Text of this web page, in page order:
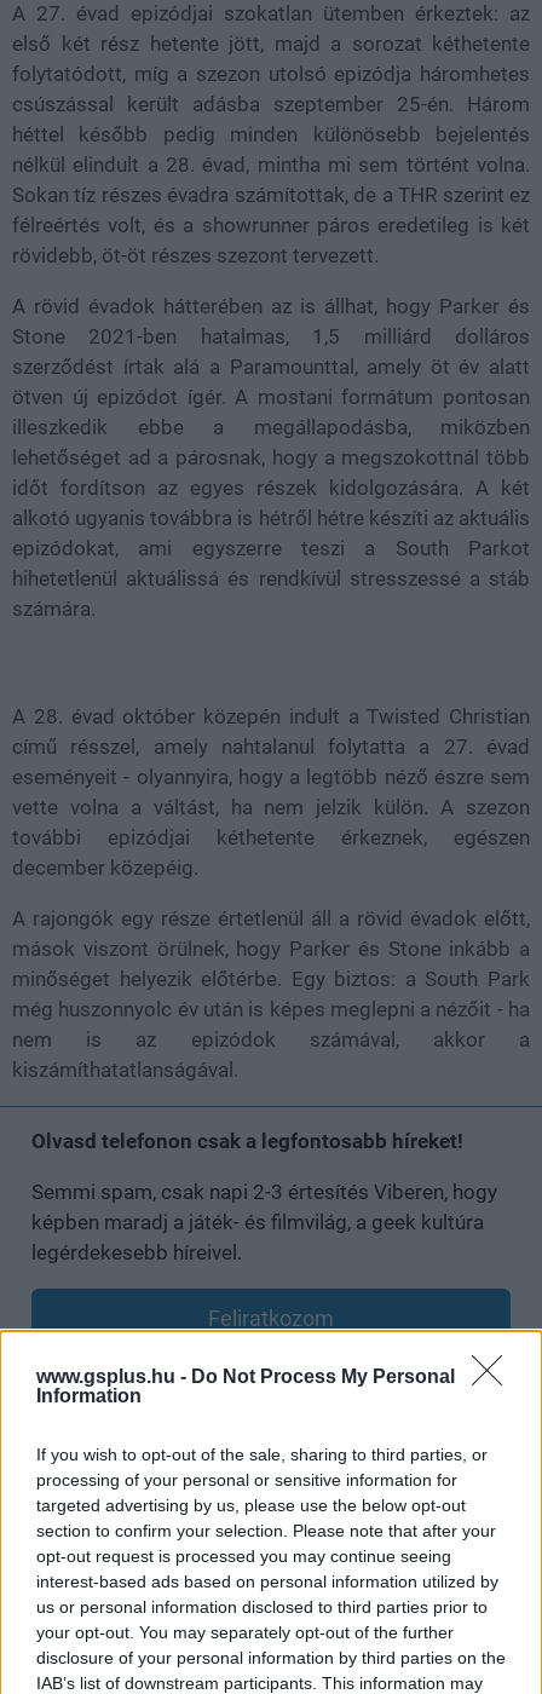
www.gsplus.hu - Do Not Process My Personal
Information
If you wish to opt-out of the sale, sharing to third parties, or
processing of your personal or sensitive information for
targeted advertising by us, please use the below opt-out
section to confirm your selection. Please note that after your
opt-out request is processed you may continue seeing
interest-based ads based on personal information utilized by
us or personal information disclosed to third parties prior to
your opt-out. You may separately opt-out of the further
disclosure of your personal information by third parties on the
IAB’s list of downstream participants. This information may
A 27. évad epizódjai szokatlan ütemben érkeztek: az
első két rész hetente jött, majd a sorozat kéthetente
folytatódott, míg a szezon utolsó epizódja háromhetes
csúszással került adásba szeptember 25-én. Három
héttel később pedig minden különösebb bejelentés
nélkül elindult a 28. évad, mintha mi sem történt volna.
Sokan tíz részes évadra számítottak, de a THR szerint ez
félreértés volt, és a showrunner páros eredetileg is két
rövidebb, öt-öt részes szezont tervezett.
A rövid évadok hátterében az is állhat, hogy Parker és
Stone 2021-ben hatalmas, 1,5 milliárd dolláros
szerződést írtak alá a Paramounttal, amely öt év alatt
ötven új epizódot ígér. A mostani formátum pontosan
illeszkedik ebbe a megállapodásba, miközben
lehetőséget ad a párosnak, hogy a megszokottnál több
időt fordítson az egyes részek kidolgozására. A két
alkotó ugyanis továbbra is hétről hétre készíti az aktuális
epizódokat, ami egyszerre teszi a South Parkot
hihetetlenül aktuálissá és rendkívül stresszessé a stáb
számára.
A 28. évad október közepén indult a Twisted Christian
című résszel, amely nahtalanul folytatta a 27. évad
eseményeit - olyannyira, hogy a legtöbb néző észre sem
vette volna a váltást, ha nem jelzik külön. A szezon
további epizódjai kéthetente érkeznek, egészen
december közepéig.
A rajongók egy része értetlenül áll a rövid évadok előtt,
mások viszont örülnek, hogy Parker és Stone inkább a
minőséget helyezik előtérbe. Egy biztos: a South Park
még huszonnyolc év után is képes meglepni a nézőit - ha
nem is az epizódok számával, akkor a
kiszámíthatatlanságával.
Olvasd telefonon csak a legfontosabb híreket!
Semmi spam, csak napi 2-3 értesítés Viberen, hogy
képben maradj a játék- és filmvilág, a geek kultúra
legérdekesebb híreivel.
Feliratkozom
hangulata – Jön a második forduló! (X)
Július végén folytatódik a balatoni strandröplabda-
sorozat.
Címkék: #south park #paramount #donald trump